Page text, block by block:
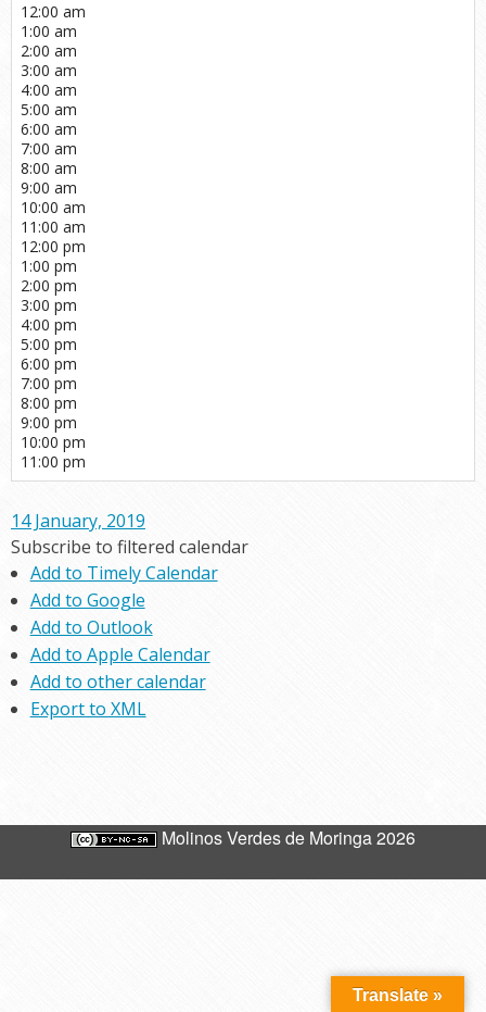
12:00 am
1:00 am
2:00 am
3:00 am
4:00 am
5:00 am
6:00 am
7:00 am
8:00 am
9:00 am
10:00 am
11:00 am
12:00 pm
1:00 pm
2:00 pm
3:00 pm
4:00 pm
5:00 pm
6:00 pm
7:00 pm
8:00 pm
9:00 pm
10:00 pm
11:00 pm
14 January, 2019
Subscribe to filtered calendar
Add to Timely Calendar
Add to Google
Add to Outlook
Add to Apple Calendar
Add to other calendar
Export to XML
Molinos Verdes de Moringa 2026
Translate »